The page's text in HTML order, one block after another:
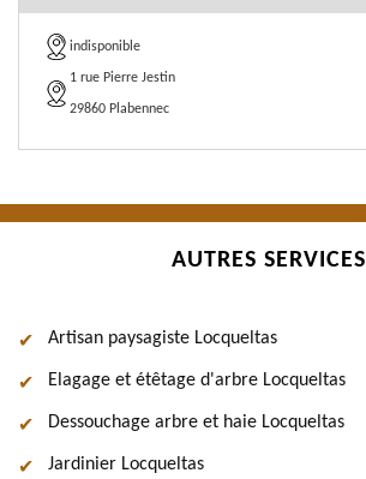
indisponible
1 rue Pierre Jestin
29860 Plabennec
AUTRES SERVICES
Artisan paysagiste Locqueltas
Elagage et étêtage d'arbre Locqueltas
Dessouchage arbre et haie Locqueltas
Jardinier Locqueltas